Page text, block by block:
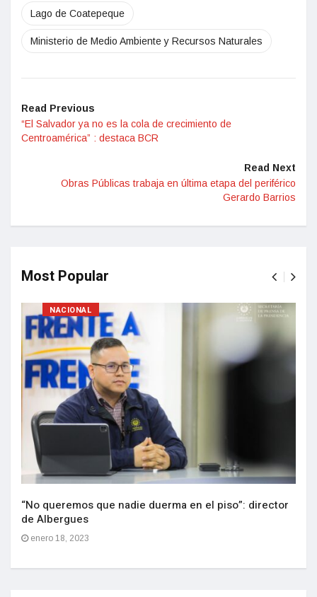
Lago de Coatepeque
Ministerio de Medio Ambiente y Recursos Naturales
Read Previous
“El Salvador ya no es la cola de crecimiento de
Centroamérica” : destaca BCR
Read Next
Obras Públicas trabaja en última etapa del periférico
Gerardo Barrios
Most Popular
NACIONAL
“No queremos que nadie duerma en el piso”: director
de Albergues
enero 18, 2023